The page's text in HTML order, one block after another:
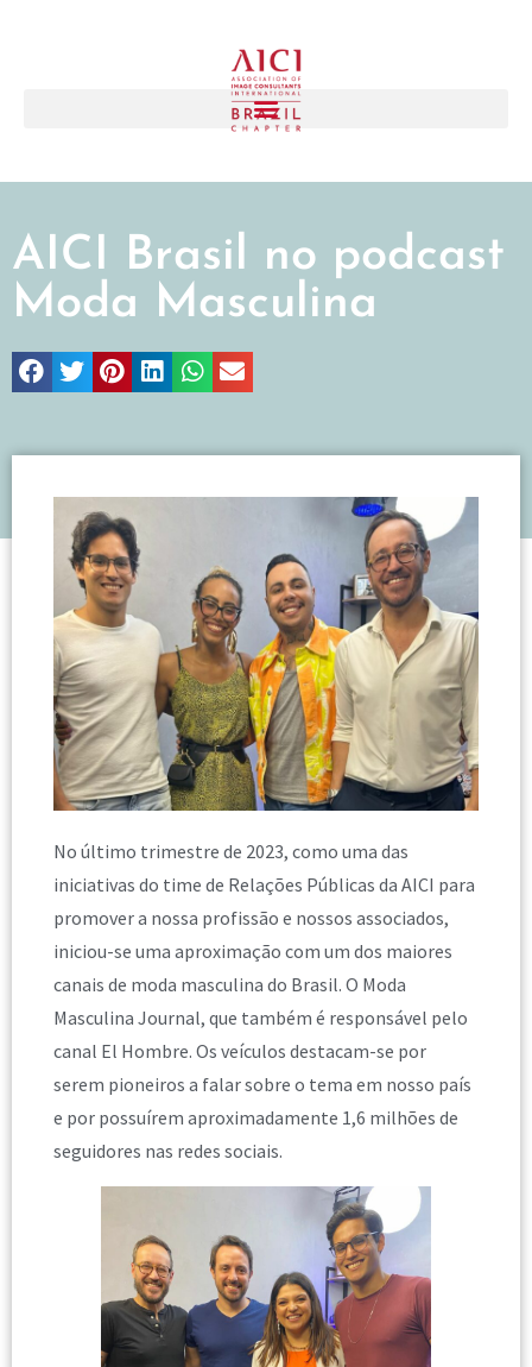
AICI Brasil no podcast
Moda Masculina
No último trimestre de 2023, como uma das
iniciativas do time de Relações Públicas da AICI para
promover a nossa profissão e nossos associados,
iniciou-se uma aproximação com um dos maiores
canais de moda masculina do Brasil. O Moda
Masculina Journal, que também é responsável pelo
canal El Hombre. Os veículos destacam-se por
serem pioneiros a falar sobre o tema em nosso país
e por possuírem aproximadamente 1,6 milhões de
seguidores nas redes sociais.